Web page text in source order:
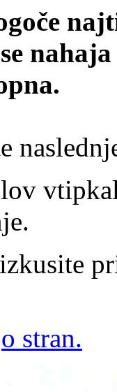
stran.